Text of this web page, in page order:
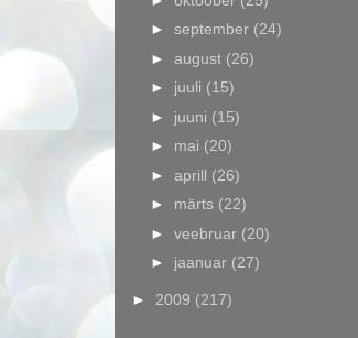
► september (24)
► august (26)
► juuli (15)
► juuni (15)
► mai (20)
► aprill (26)
► märts (22)
► veebruar (20)
► jaanuar (27)
► 2009 (217)